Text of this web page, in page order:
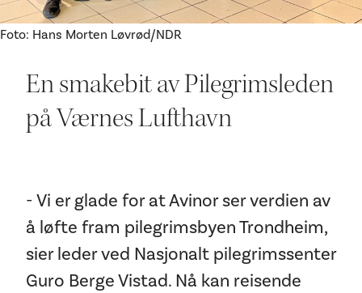
Foto: Hans Morten Løvrød/NDR
En smakebit av Pilegrimsleden
på Værnes Lufthavn
- Vi er glade for at Avinor ser verdien av
å løfte fram pilegrimsbyen Trondheim,
sier leder ved Nasjonalt pilegrimssenter
Guro Berge Vistad. Nå kan reisende